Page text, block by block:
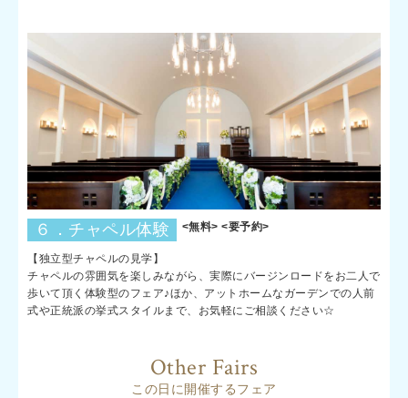
６．チャペル体験 <無料> <要予約>
【独立型チャペルの見学】
チャペルの雰囲気を楽しみながら、実際にバージンロードをお二人で
歩いて頂く体験型のフェア♪ほか、アットホームなガーデンでの人前
式や正統派の挙式スタイルまで、お気軽にご相談ください☆
Other Fairs
この日に開催するフェア